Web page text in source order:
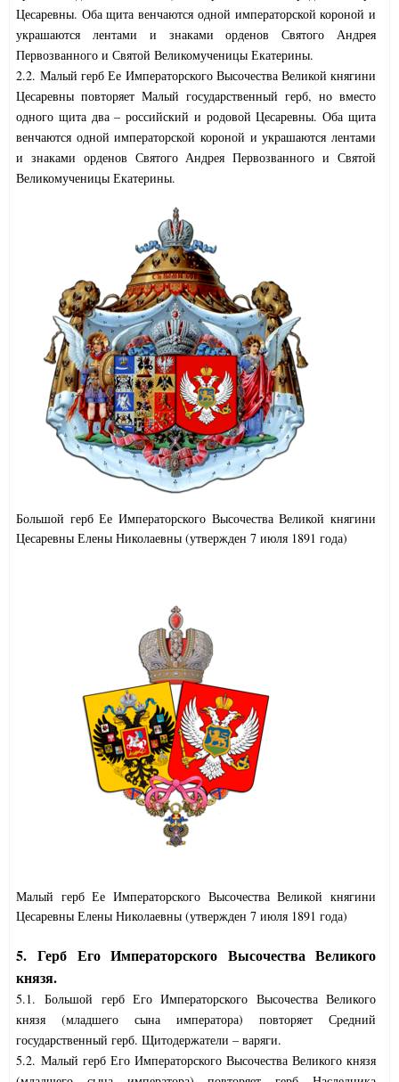
Цесаревны. Оба щита венчаются одной императорской короной и
украшаются лентами и знаками орденов Святого Андрея
Первозванного и Святой Великомученицы Екатерины.
2.2. Малый герб Ее Императорского Высочества Великой княгини
Цесаревны повторяет Малый государственный герб, но вместо
одного щита два – российский и родовой Цесаревны. Оба щита
венчаются одной императорской короной и украшаются лентами
и знаками орденов Святого Андрея Первозванного и Святой
Великомученицы Екатерины.
Большой герб Ее Императорского Высочества Великой княгини
Цесаревны Елены Николаевны (утвержден 7 июля 1891 года)
Малый герб Ее Императорского Высочества Великой княгини
Цесаревны Елены Николаевны (утвержден 7 июля 1891 года)
5. Герб Его Императорского Высочества Великого
князя.
5.1. Большой герб Его Императорского Высочества Великого
князя (младшего сына императора) повторяет Средний
государственный герб. Щитодержатели – варяги.
5.2. Малый герб Его Императорского Высочества Великого князя